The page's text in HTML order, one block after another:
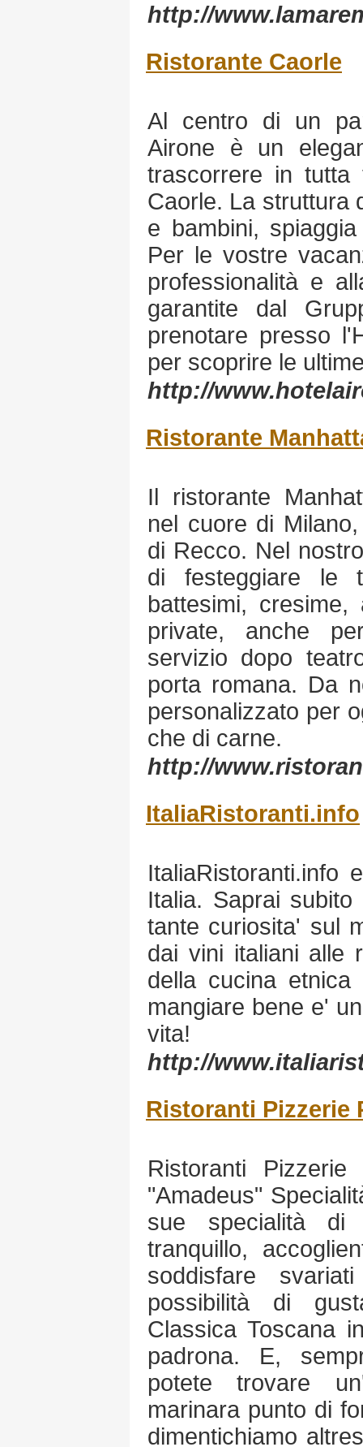
http://
Ristorante Caorle
Al centro di un
Airone è un
trascorrere in tutta
Caorle. La struttura
e bambini,
Per le vostre
professionalità e
garantite dal
prenotare presso
per scoprire le
http://
Ristorante
Il ristorante
nel cuore di
di Recco. Nel
di festeggiare le
battesimi, cresime,
private, anche
servizio dopo
porta romana. Da
personalizzato per
che di carne.
http://
ItaliaRistoranti.info
ItaliaRistoranti.info
Italia. Saprai
tante curiosita' sul
dai vini italiani alle
della cucina etnica
mangiare bene e'
vita!
http://
Ristoranti Pizzerie
Ristoranti
"Amadeus"
sue specialità
tranquillo,
soddisfare
possibilità di
Classica Toscana
padrona. E,
potete trovare
marinara punto di
dimentichiamo